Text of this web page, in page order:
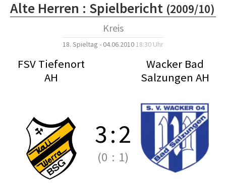
Alte Herren : Spielbericht (2009/10)
Kreis
18. Spieltag - 04.06.2010 18:30 Uhr
FSV Tiefenort
AH
Wacker Bad
Salzungen AH
3:2
(0 : 1)